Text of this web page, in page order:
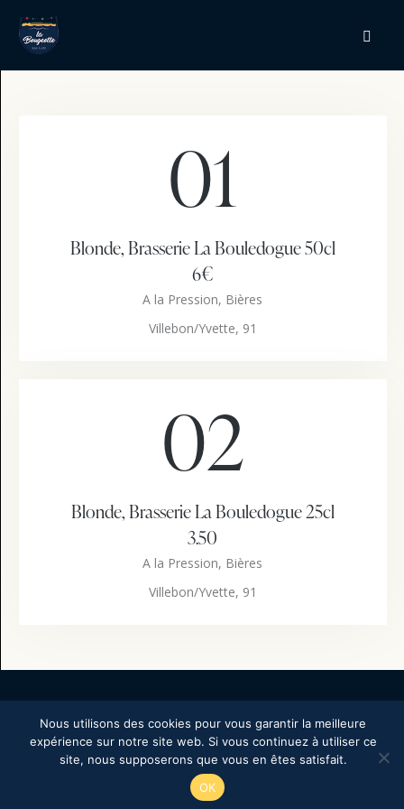
01
Blonde, Brasserie La Bouledogue 50cl
6€
A la Pression, Bières
Villebon/Yvette, 91
02
Blonde, Brasserie La Bouledogue 25cl
3.50
A la Pression, Bières
Villebon/Yvette, 91
Copyright © 2026. All rights reserved.
Nous utilisons des cookies pour vous garantir la meilleure
expérience sur notre site web. Si vous continuez à utiliser ce
site, nous supposerons que vous en êtes satisfait.
OK